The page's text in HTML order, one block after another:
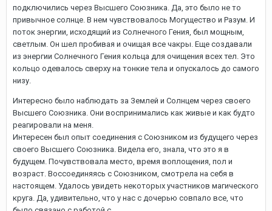
подключились через Высшего Союзника. Да, это было не то
привычное солнце. В нем чувствовалось Могущество и Разум. И
поток энергии, исходящий из Солнечного Гения, был мощным,
светлым. Он шел пробивая и очищая все чакры. Еще создавали
из энергии Солнечного Гения кольца для очищения всех тел. Это
кольцо одевалось сверху на тонкие тела и опускалось до самого
низу.
Интересно было наблюдать за Землей и Солнцем через своего
Высшего Союзника. Они воспринимались как живые и как будто
реагировали на меня.
Интересен был опыт соединения с Союзником из будущего через
своего Высшего Союзника. Видела его, знала, что это я в
будущем. Почувствовала место, время воплощения, пол и
возраст. Воссоединяясь с Союзником, смотрела на себя в
настоящем. Удалось увидеть некоторых участников магического
круга. Да, удивительно, что у нас с дочерью совпало все, что